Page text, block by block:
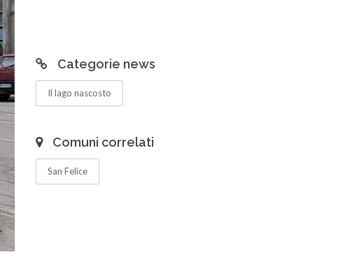
Categorie news
Il lago nascosto
Comuni correlati
San Felice